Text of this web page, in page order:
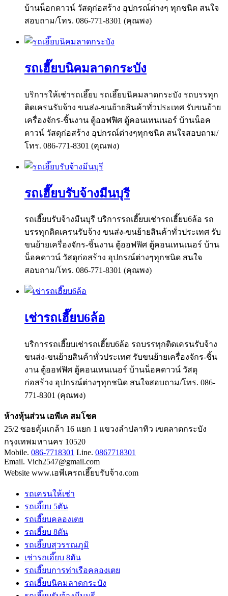
บ้านน็อกดาวน์ วัสดุก่อสร้าง อุปกรณ์ต่างๆ ทุกชนิด สนใจ
สอบถาม/โทร. 086-771-8301 (คุณพง)
รถเฮี๊ยบนิคมลาดกระบัง
บริการให้เช่ารถเฮี๊ยบ รถเฮี๊ยบนิคมลาดกระบัง รถบรรทุก
ติดเครนรับจ้าง ขนส่ง-ขนย้ายสินค้าทั่วประเทศ รับขนย้าย
เครื่องจักร-ชิ้นงาน ตู้ออฟฟิศ ตู้คอนเทนเนอร์ บ้านน็อค
ดาวน์ วัสดุก่อสร้าง อุปกรณ์ต่างๆทุกชนิด สนใจสอบถาม/
โทร. 086-771-8301 (คุณพง)
รถเฮี๊ยบรับจ้างมีนบุรี
รถเฮี๊ยบรับจ้างมีนบุรี บริการรถเฮี๊ยบเช่ารถเฮี๊ยบ6ล้อ รถ
บรรทุกติดเครนรับจ้าง ขนส่ง-ขนย้ายสินค้าทั่วประเทศ รับ
ขนย้ายเครื่องจักร-ชิ้นงาน ตู้ออฟฟิศ ตู้คอนเทนเนอร์ บ้าน
น็อคดาวน์ วัสดุก่อสร้าง อุปกรณ์ต่างๆทุกชนิด สนใจ
สอบถาม/โทร. 086-771-8301 (คุณพง)
เช่ารถเฮี๊ยบ6ล้อ
บริการรถเฮี๊ยบเช่ารถเฮี๊ยบ6ล้อ รถบรรทุกติดเครนรับจ้าง
ขนส่ง-ขนย้ายสินค้าทั่วประเทศ รับขนย้ายเครื่องจักร-ชิ้น
งาน ตู้ออฟฟิศ ตู้คอนเทนเนอร์ บ้านน็อคดาวน์ วัสดุ
ก่อสร้าง อุปกรณ์ต่างๆทุกชนิด สนใจสอบถาม/โทร. 086-
771-8301 (คุณพง)
ห้างหุ้นส่วน เอพีเค สมโชค
25/2 ซอยคุ้มเกล้า 16 แยก 1 แขวงลำปลาทิว เขตลาดกระบัง
กรุงเทพมหานคร 10520
Mobile. 086-7718301 Line. 0867718301
Email. Vich2547@gmail.com
Website www.เอพีเครถเฮี๊ยบรับจ้าง.com
รถเครนให้เช่า
รถเฮี๊ยบ 5ตัน
รถเฮี๊ยบคลองเตย
รถเฮี๊ยบ 8ตัน
รถเฮี๊ยบสุวรรณภูมิ
เช่ารถเฮี๊ยบ 8ตัน
รถเฮี๊ยบการท่าเรือคลองเตย
รถเฮี๊ยบนิคมลาดกระบัง